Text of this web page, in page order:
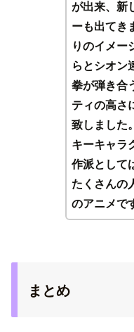
が出来、新
ーも出てき
りのイメー
らとシオン
拳が弾き合
ティの高さ
致しました
キーキャラ
作派として
たくさんの
のアニメで
まとめ